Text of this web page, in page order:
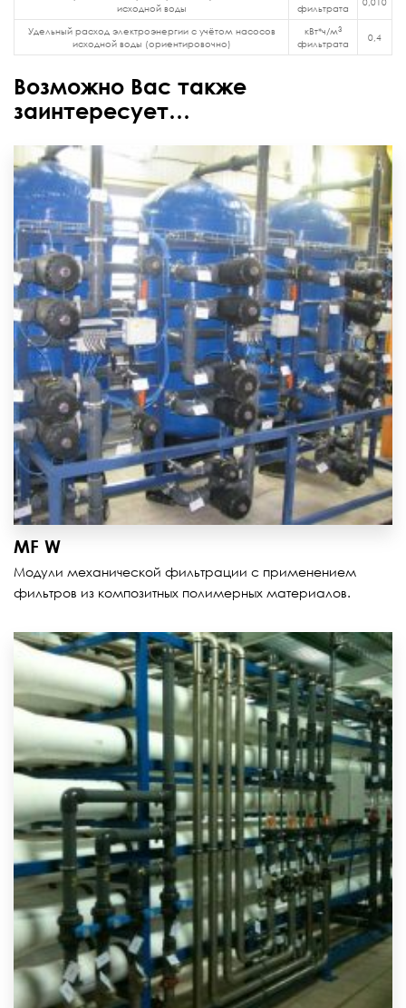
исходной воды
фильтрата
Удельный расход электроэнергии с учётом насосов
исходной воды (ориентировочно)
кВт*ч/м3
фильтрата
0,4
Возможно Вас также
заинтересует…
MF W
Модули механической фильтрации с применением
фильтров из композитных полимерных материалов.